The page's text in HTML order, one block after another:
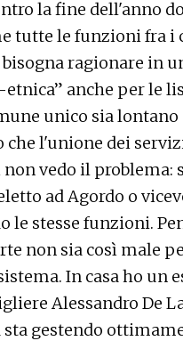
la fine dell'anno
tutte le funzioni fra i
bisogna ragionare in
anche per le
unico sia lontano
che l'unione dei
vedo il problema:
ad Agordo o
le stesse funzioni.
non sia così male
In casa ho un
Alessandro De
sta gestendo